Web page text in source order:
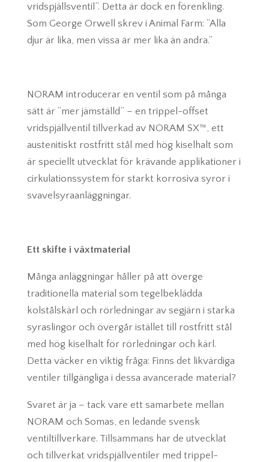
vridspjällsventil”. Detta är dock en förenkling.
Som George Orwell skrev i Animal Farm: “Alla
djur är lika, men vissa är mer lika än andra.”
NORAM introducerar en ventil som på många
sätt är “mer jämställd” – en trippel-offset
vridspjällventil tillverkad av NORAM SX™, ett
austenitiskt rostfritt stål med hög kiselhalt som
är speciellt utvecklat för krävande applikationer i
cirkulationssystem för starkt korrosiva syror i
svavelsyraanläggningar.
Ett skifte i växtmaterial
Många anläggningar håller på att överge
traditionella material som tegelbeklädda
kolstålskärl och rörledningar av segjärn i starka
syraslingor och övergår istället till rostfritt stål
med hög kiselhalt för rörledningar och kärl.
Detta väcker en viktig fråga: Finns det likvärdiga
ventiler tillgängliga i dessa avancerade material?
Svaret är ja – tack vare ett samarbete mellan
NORAM och Somas, en ledande svensk
ventiltillverkare. Tillsammans har de utvecklat
och tillverkat vridspjällventiler med trippel-